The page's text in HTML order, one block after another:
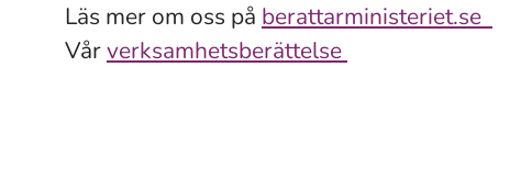
Läs mer om oss på berattarministeriet.se
Vårverksamhetsberättelse